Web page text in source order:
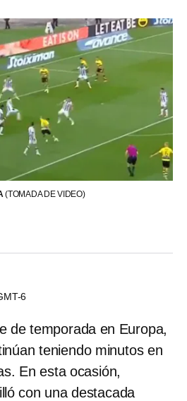
(TOMADA DE VIDEO)
6
de temporada en Europa,
teniendo minutos en
En esta ocasión,
con una destacada